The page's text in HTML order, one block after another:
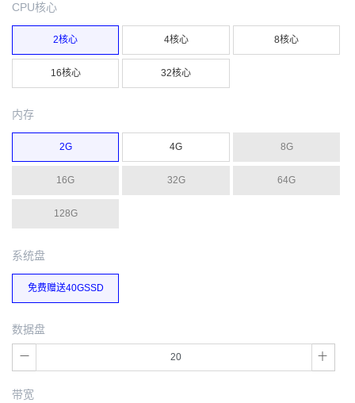
CPU核心
2核心 4核心 8核心
16核心 32核心
内存
2G 4G 8G
16G 32G 64G
128G
系统盘
免费赠送40GSSD
数据盘
带宽